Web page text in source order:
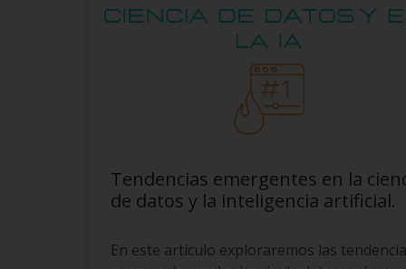
Tendencias emergentes en la
de datos y la inteligencia artificial.
En este artículo exploraremos las